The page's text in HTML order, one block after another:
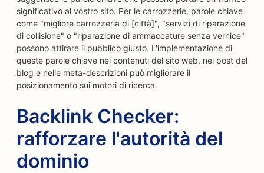
significativo al vostro sito. Per le carrozzerie, parole chiave
come "migliore carrozzeria di [città]", "servizi di riparazione
di collisione" o "riparazione di ammaccature senza vernice"
possono attirare il pubblico giusto. L'implementazione di
queste parole chiave nei contenuti del sito web, nei post del
blog e nelle meta-descrizioni può migliorare il
posizionamento sui motori di ricerca.
Backlink Checker:
rafforzare l'autorità del
dominio